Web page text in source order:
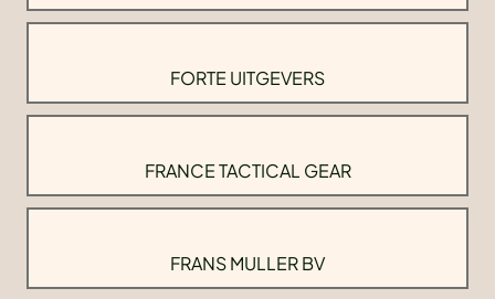
FORTE UITGEVERS
FRANCE TACTICAL GEAR
FRANS MULLER BV